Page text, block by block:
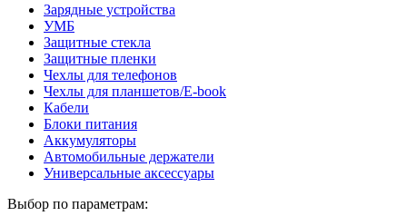
Зарядные устройства
УМБ
Защитные стекла
Защитные пленки
Чехлы для телефонов
Чехлы для планшетов/E-book
Кабели
Блоки питания
Аккумуляторы
Автомобильные держатели
Универсальные аксессуары
Выбор по параметрам: